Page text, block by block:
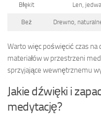
Błękit Len,
Beż Drewno,
Warto więc poświęcić czas
materiałów w przestrzeni
sprzyjające wewnętrznemu
Jakie dźwięki i
medytację?